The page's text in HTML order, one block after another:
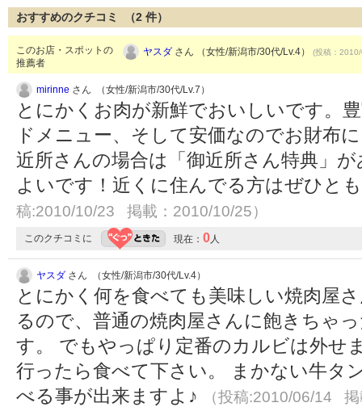
おすすめのクチコミ （2 件）
このお店・スポットの
推薦者
ヤスダ さん （女性/新潟市/30代/Lv.4） (投稿：
mirinne さん （女性/新潟市/30代/Lv.7）
とにかくお肉が新鮮でおいしいです。
ドメニュー、そして安価なのでお財布
近所さんの場合は「御近所さん特典」
よいです！近くに住んでる方はぜひと
稿:2010/10/23 掲載：2010/10/25）
このクチコミに 現在： 0人
ヤスダ さん （女性/新潟市/30代/Lv.4）
とにかく何を食べても美味しい焼肉屋
るので、普通の焼肉屋さんに飽きちゃ
す。 でもやっぱり定番のカルビは外せ
行ったら食べて下さい。 まかない牛タ
べる事が出来ますよ♪
（投稿:2010/06/14